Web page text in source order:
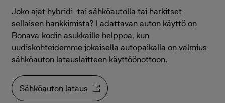
Joko ajat hybridi- tai sähköautolla tai harkitset
sellaisen hankkimista? Ladattavan auton käyttö on
Bonava-kodin asukkaille helppoa, kun
uudiskohteidemme jokaisella autopaikalla on valmius
sähköauton latauslaitteen käyttöönottoon.
Sähköauton lataus